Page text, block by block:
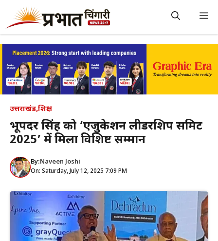
content
उत्तराखंड,शिक्षा
भूपिंदर सिंह को ‘एजुकेशन लीडरशिप समिट
2025’ में मिला विशिष्ट सम्मान
By:Naveen Joshi
On: Saturday, July 12, 2025 7:09 PM